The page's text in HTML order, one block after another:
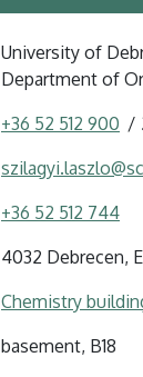
University of
Department of
+36 52 512 900
+36 52 512 744
4032 Debrecen,
Chemistry
basement, B18